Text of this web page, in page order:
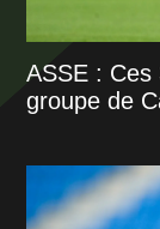
ASSE :
groupe de